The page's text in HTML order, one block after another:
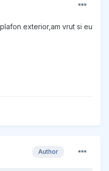
exterior,am vrut si eu
Author